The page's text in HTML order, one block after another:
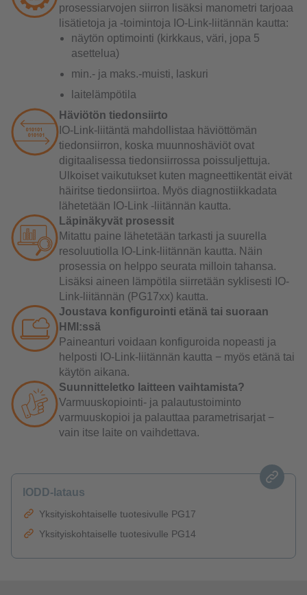
prosessiarvojen siirron lisäksi manometri tarjoaa
lisätietoja ja -toimintoja IO-Link-liitännän kautta:
näytön optimointi (kirkkaus, väri, jopa 5
asettelua)
min.- ja maks.-muisti, laskuri
laitelämpötila
Häviötön tiedonsiirto
IO-Link-liitäntä mahdollistaa häviöttömän
tiedonsiirron, koska muunnoshäviöt ovat
digitaalisessa tiedonsiirrossa poissuljettuja.
Ulkoiset vaikutukset kuten magneettikentät eivät
häiritse tiedonsiirtoa. Myös diagnostiikkadata
lähetetään IO-Link -liitännän kautta.
Läpinäkyvät prosessit
Mitattu paine lähetetään tarkasti ja suurella
resoluutiolla IO-Link-liitännän kautta. Näin
prosessia on helppo seurata milloin tahansa.
Lisäksi aineen lämpötila siirretään syklisesti IO-
Link-liitännän (PG17xx) kautta.
Joustava konfigurointi etänä tai suoraan
HMI:ssä
Paineanturi voidaan konfiguroida nopeasti ja
helposti IO-Link-liitännän kautta − myös etänä tai
käytön aikana.
Suunnitteletko laitteen vaihtamista?
Varmuuskopiointi- ja palautustoiminto
varmuuskopioi ja palauttaa parametrisarjat −
vain itse laite on vaihdettava.
IODD-lataus
Yksityiskohtaiselle tuotesivulle PG17
Yksityiskohtaiselle tuotesivulle PG14